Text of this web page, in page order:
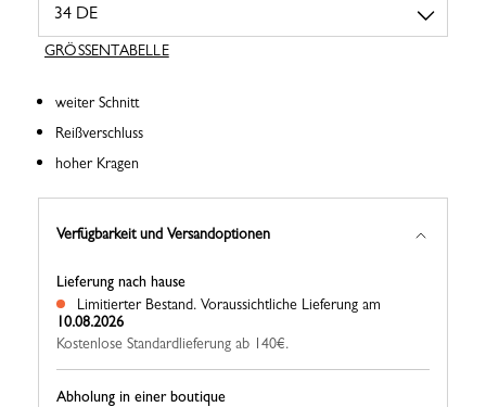
GRÖSSENTABELLE
weiter Schnitt
Reißverschluss
hoher Kragen
Verfügbarkeit und Versandoptionen
Abholung in einer boutique
Lieferung nach hause
Limitierter Bestand. Voraussichtliche Lieferung am
10.08.2026
Kostenlose Standardlieferung ab 140€.